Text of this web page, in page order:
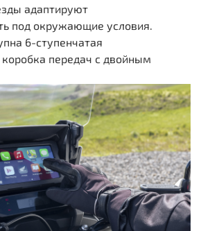
адаптируют
под окружающие условия.
6-ступенчатая
передач с двойным